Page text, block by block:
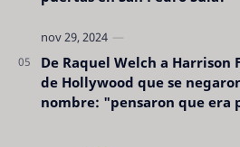
De Raquel Welch a Harrison
de Hollywood que se
nombre: "pensaron que era